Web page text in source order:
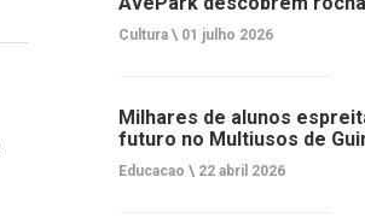
Cultura \ 01 julho 2026
Milhares de alunos
futuro no Multiusos de
Educacao \ 22 abril 2026